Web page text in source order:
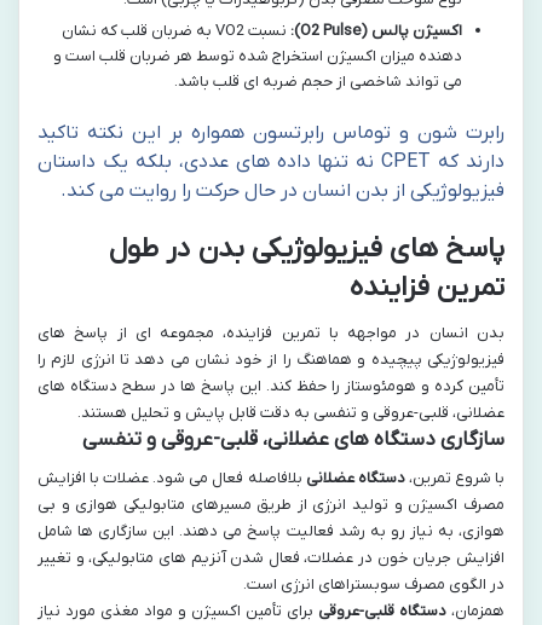
اکسیژن پالس (O2 Pulse):
نسبت VO2 به ضربان قلب که نشان
دهنده میزان اکسیژن استخراج شده توسط هر ضربان قلب است و
می تواند شاخصی از حجم ضربه ای قلب باشد.
رابرت شون و توماس رابرتسون همواره بر این نکته تاکید
دارند که CPET نه تنها داده های عددی، بلکه یک داستان
فیزیولوژیکی از بدن انسان در حال حرکت را روایت می کند.
پاسخ های فیزیولوژیکی بدن در طول
تمرین فزاینده
بدن انسان در مواجهه با تمرین فزاینده، مجموعه ای از پاسخ های
فیزیولوژیکی پیچیده و هماهنگ را از خود نشان می دهد تا انرژی لازم را
تأمین کرده و هومئوستاز را حفظ کند. این پاسخ ها در سطح دستگاه های
عضلانی، قلبی-عروقی و تنفسی به دقت قابل پایش و تحلیل هستند.
سازگاری دستگاه های عضلانی، قلبی-عروقی و تنفسی
با شروع تمرین،دستگاه عضلانی بلافاصله فعال می شود. عضلات با افزایش
مصرف اکسیژن و تولید انرژی از طریق مسیرهای متابولیکی هوازی و بی
هوازی، به نیاز رو به رشد فعالیت پاسخ می دهند. این سازگاری ها شامل
افزایش جریان خون در عضلات، فعال شدن آنزیم های متابولیکی، و تغییر
در الگوی مصرف سوبستراهای انرژی است.
همزمان، دستگاه قلبی-عروقی برای تأمین اکسیژن و مواد مغذی مورد نیاز